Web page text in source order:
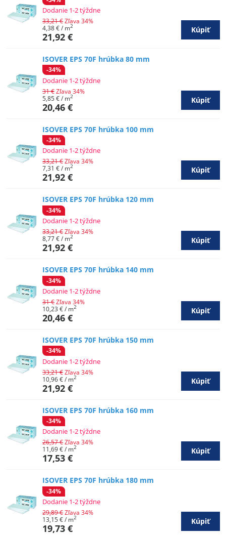
Dodanie 1-2 týždne
21,92 €
33,21 €Zľava 34%
4,38 €/ m2 Kúpiť
ISOVER EPS 70F hrúbka 80 mm
-34%
Dodanie 1-2 týždne
20,46 €
31 €Zľava 34%
5,85 €/ m2 Kúpiť
ISOVER EPS 70F hrúbka 100 mm
-34%
Dodanie 1-2 týždne
21,92 €
33,21 €Zľava 34%
7,31 €/ m2 Kúpiť
ISOVER EPS 70F hrúbka 120 mm
-34%
Dodanie 1-2 týždne
21,92 €
33,21 €Zľava 34%
8,77 €/ m2 Kúpiť
ISOVER EPS 70F hrúbka 140 mm
-34%
Dodanie 1-2 týždne
20,46 €
31 €Zľava 34%
10,23 €/ m2 Kúpiť
ISOVER EPS 70F hrúbka 150 mm
-34%
Dodanie 1-2 týždne
21,92 €
33,21 €Zľava 34%
10,96 €/ m2 Kúpiť
ISOVER EPS 70F hrúbka 160 mm
-34%
Dodanie 1-2 týždne
17,53 €
26,57 €Zľava 34%
11,69 €/ m2 Kúpiť
ISOVER EPS 70F hrúbka 180 mm
-34%
Dodanie 1-2 týždne
19,73 €
29,89 €Zľava 34%
13,15 €/ m2 Kúpiť